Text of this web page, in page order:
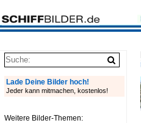
Lade Deine Bilder hoch!
Jeder kann mitmachen, kostenlos!
Weitere Bilder-Themen: